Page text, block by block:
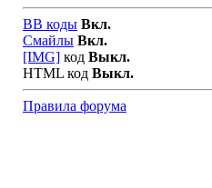
BB коды Вкл.
Смайлы Вкл.
[IMG] код Выкл.
HTML код Выкл.
Правила форума